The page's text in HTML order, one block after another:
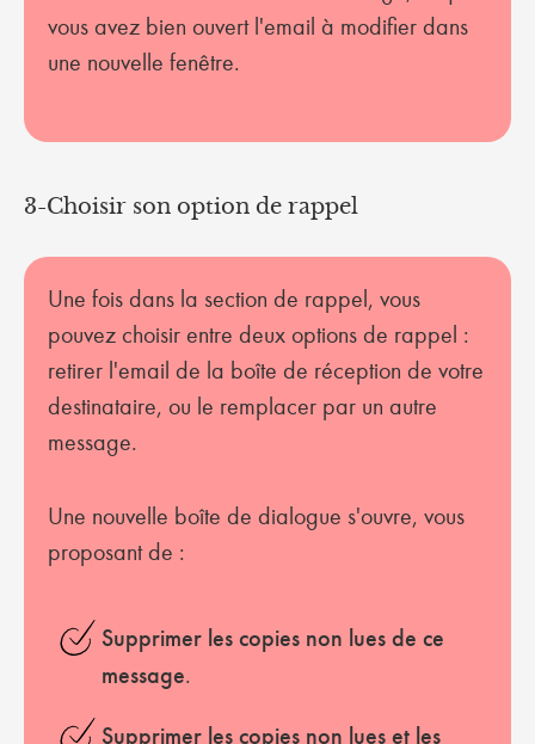
vous avez bien ouvert l'email à modifier dans
une nouvelle fenêtre.
3-Choisir son option de rappel
Une fois dans la section de rappel, vous
pouvez choisir entre deux options de rappel :
retirer l'email de la boîte de réception de votre
destinataire, ou le remplacer par un autre
message.
Une nouvelle boîte de dialogue s'ouvre, vous
proposant de :
Supprimer les copies non lues de ce
message.
Supprimer les copies non lues et les